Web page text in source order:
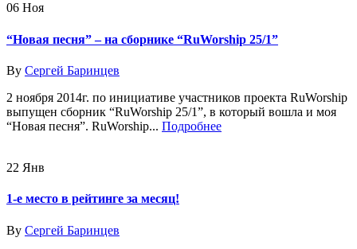
06 Ноя
“Новая песня” – на сборнике “RuWorship 25/1”
By Сергей Баринцев
2 ноября 2014г. по инициативе участников проекта RuWorship
выпущен сборник “RuWorship 25/1”, в который вошла и моя
“Новая песня”. RuWorship... Подробнее
22 Янв
1-е место в рейтинге за месяц!
By Сергей Баринцев